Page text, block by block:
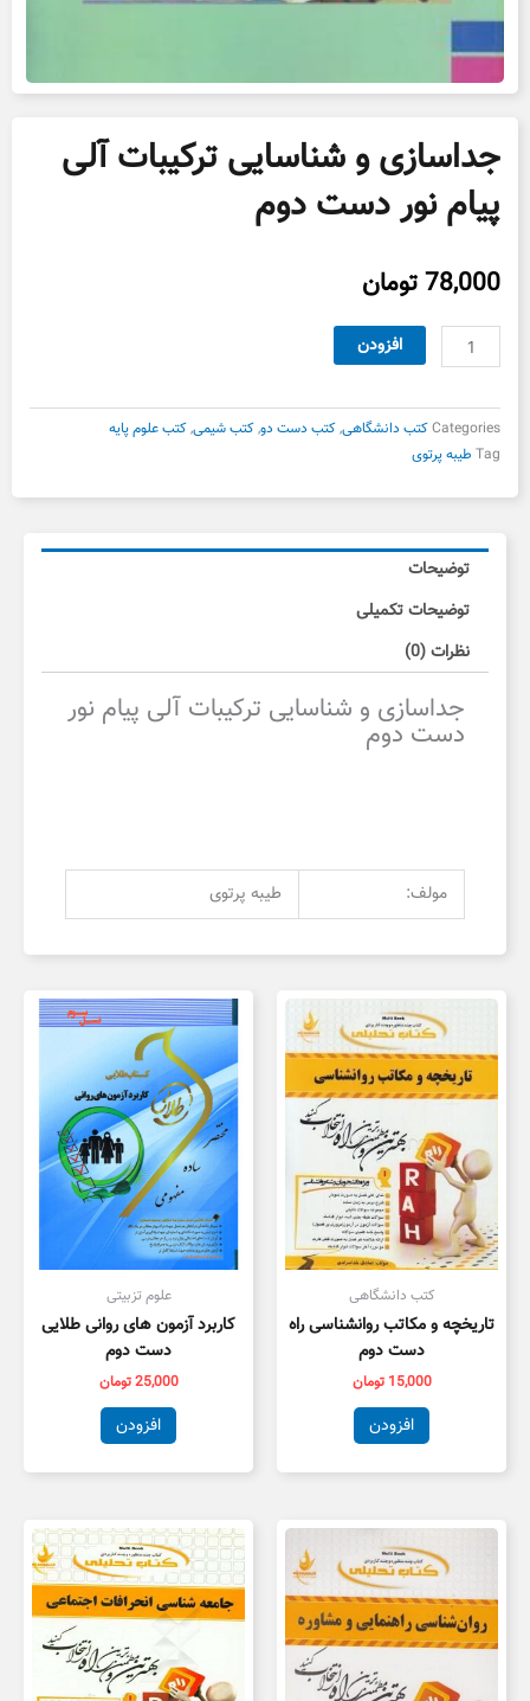
جداسازی و شناسایی ترکیبات آلی
پیام نور دست دوم
78,000تومان
جداسازی
و
ترکیبات
پیام
نور
دوم
افزودن
Categoriesکتب دانشگاهی,کتب دست دو,کتب شیمی,کتب علوم پایه
Tag طیبه پرتوی
توضیحات
توضیحات تکمیلی
نظرات (0)
جداسازی و شناسایی ترکیبات آلی پیام نور
دست دوم
مولف: طیبه پرتوی
کتب دانشگاهی
تاریخچه و مکاتب روانشناسی راه
دست دوم
15,000 تومان
افزودن
علوم تزبیتی
کاربرد آزمون های روانی طلایی
دست دوم
25,000تومان
افزودن